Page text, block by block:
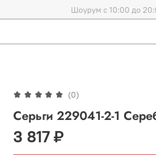
Шоурум с 10:00 до
(0)
Серьги 229041-2-1
3 817 ₽